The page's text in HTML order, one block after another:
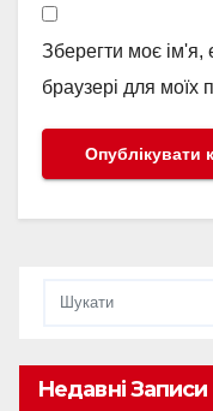
Зберегти моє ім'я,
браузері для моїх
Недавні Записи